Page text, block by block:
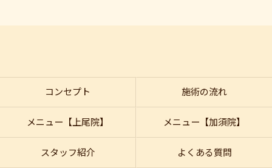
コンセプト 施術の流れ
メニュー【上尾院】 メニュー【加須院】
スタッフ紹介 よくある質問